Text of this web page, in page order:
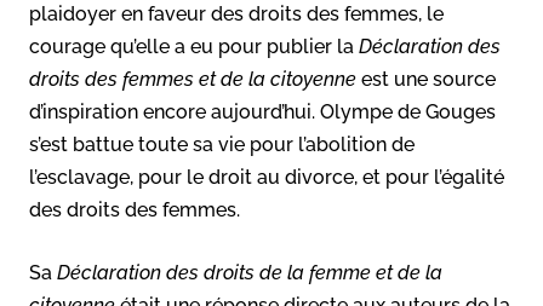
plaidoyer en faveur des droits des femmes, le
courage qu’elle a eu pour publier la Déclaration des
droits des femmes et de la citoyenne est une source
d’inspiration encore aujourd’hui. Olympe de Gouges
s’est battue toute sa vie pour l’abolition de
l’esclavage, pour le droit au divorce, et pour l’égalité
des droits des femmes.
Sa Déclaration des droits de la femme et de la